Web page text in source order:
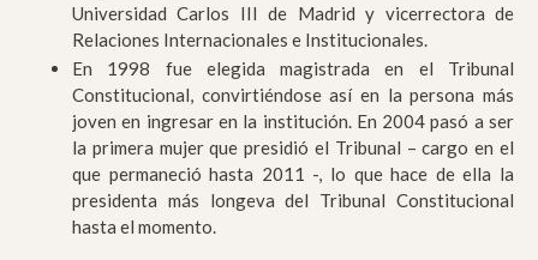
Universidad Carlos III de Madrid y vicerrectora de
Relaciones Internacionales e Institucionales.
En 1998 fue elegida magistrada en el Tribunal
Constitucional, convirtiéndose así en la persona más
joven en ingresar en la institución. En 2004 pasó a ser
la primera mujer que presidió el Tribunal – cargo en el
que permaneció hasta 2011 -, lo que hace de ella la
presidenta más longeva del Tribunal Constitucional
hasta el momento.